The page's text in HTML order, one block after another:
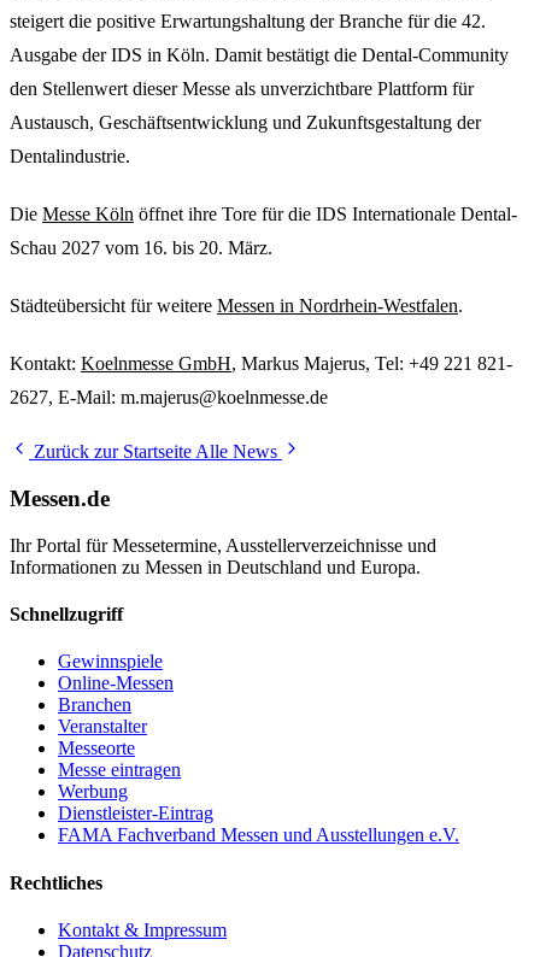
steigert die positive Erwartungshaltung der Branche für die 42.
Ausgabe der IDS in Köln. Damit bestätigt die Dental-Community
den Stellenwert dieser Messe als unverzichtbare Plattform für
Austausch, Geschäftsentwicklung und Zukunftsgestaltung der
Dentalindustrie.
Die Messe Köln öffnet ihre Tore für die IDS Internationale Dental-
Schau 2027 vom 16. bis 20. März.
Städteübersicht für weitere Messen in Nordrhein-Westfalen.
Kontakt: Koelnmesse GmbH, Markus Majerus, Tel: +49 221 821-
2627, E-Mail: m.majerus@koelnmesse.de
Zurück zur Startseite Alle News
Messen.de
Ihr Portal für Messetermine, Ausstellerverzeichnisse und
Informationen zu Messen in Deutschland und Europa.
Schnellzugriff
Gewinnspiele
Online-Messen
Branchen
Veranstalter
Messeorte
Messe eintragen
Werbung
Dienstleister-Eintrag
FAMA Fachverband Messen und Ausstellungen e.V.
Rechtliches
Kontakt & Impressum
Datenschutz